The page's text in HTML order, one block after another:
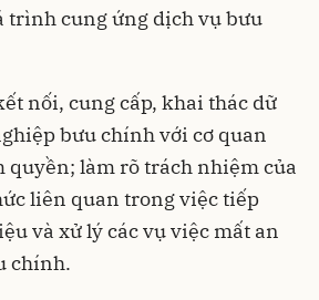
trình cung ứng dịch vụ bưu
nối, cung cấp, khai thác dữ
bưu chính với cơ quan
quyền; làm rõ trách nhiệm của
liên quan trong việc tiếp
và xử lý các vụ việc mất an
chính.